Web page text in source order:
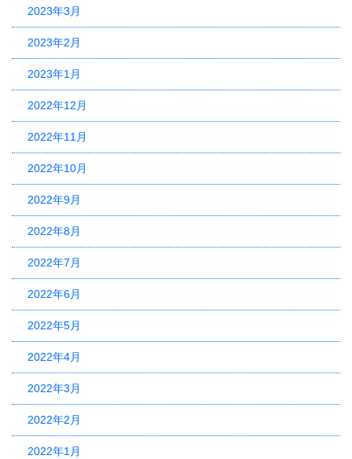
2023年3月
2023年2月
2023年1月
2022年12月
2022年11月
2022年10月
2022年9月
2022年8月
2022年7月
2022年6月
2022年5月
2022年4月
2022年3月
2022年2月
2022年1月